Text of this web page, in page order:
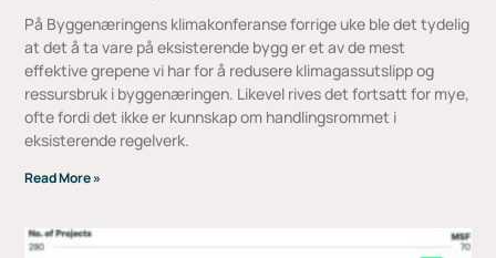
På Byggenæringens klimakonferanse forrige uke ble det tydelig
at det å ta vare på eksisterende bygg er et av de mest
effektive grepene vi har for å redusere klimagassutslipp og
ressursbruk i byggenæringen. Likevel rives det fortsatt for mye,
ofte fordi det ikke er kunnskap om handlingsrommet i
eksisterende regelverk.
Read More »